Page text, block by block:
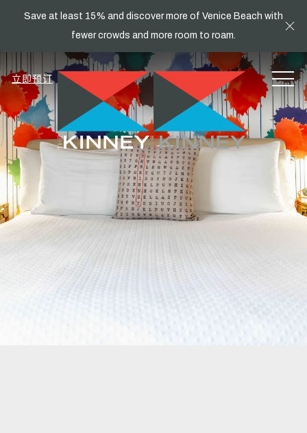
Save at least 15% and discover more of Venice Beach with
fewer crowds and more room to roam.
立即预订